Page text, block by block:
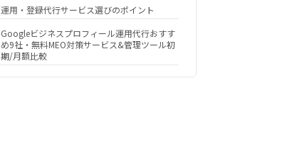
運用・登録代行サービス選びのポイント
Googleビジネスプロフィール運用代行おすす
め9社・無料MEO対策サービス&管理ツール初
期/月額比較